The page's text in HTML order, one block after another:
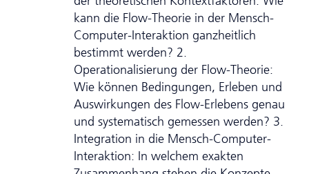
kann die Flow-Theorie in der Mensch-
Computer-Interaktion ganzheitlich
bestimmt werden? 2.
Operationalisierung der Flow-Theorie:
Wie können Bedingungen, Erleben und
Aus­wirkungen des Flow-Erlebens genau
und systematisch gemessen werden? 3.
Integration in die Mensch-Computer-
Interaktion: In welchem exakten